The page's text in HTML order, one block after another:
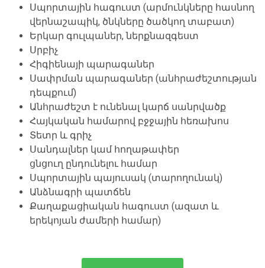
Սպորտային հագուստ (արմունկները հասնող
վերնաշապիկ, ծնկները ծածկող տաբատ)
Երկար գուլպաներ, ներքնազգեստ
Սրբիչ
Հիգիենայի պարագաներ
Սափրման պարագաներ (անհրաժեշտության
դեպքում)
Անհրաժեշտ է ունենալ կարճ սանրվածք
Հայկական համարով բջջային հեռախոս
Տետր և գրիչ
Սանդալներ կամ հողաթափեր
ցնցուղ ընդունելու համար
Սպորտային պայուսակ (տարողունակ)
Անձնագրի պատճեն
Քաղաքացիական հագուստ (ազատ և
երեկոյան ժամերի համար)